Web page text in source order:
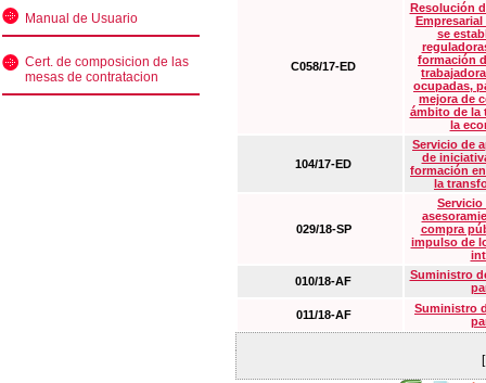
Manual de Usuario
Cert. de composicion de las
mesas de contratacion
C058/17-ED
Resolución
Empresarial
se
formación
ocupadas,
mejora de
ámbito de la
la
104/17-ED
Servicio de
de
formación
la
029/18-SP
Servicio
compra
impulso de
010/18-AF
Suministro
011/18-AF
Suministro